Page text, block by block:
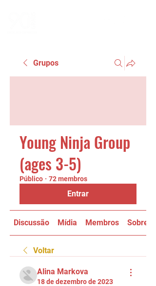
Grupos
Young Ninja Group
(ages 3-5)
Público · 72 membros
Entrar
Discussão Mídia Membros Sobre
Voltar
Alina Markova
18 de dezembro de 2023